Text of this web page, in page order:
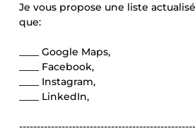
Je vous propose une liste
que:
____ Google Maps,
____ Facebook,
____ Instagram,
____ LinkedIn,